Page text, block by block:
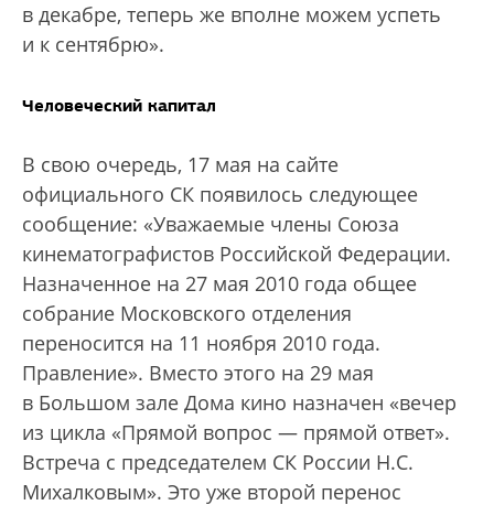
в декабре, теперь же вполне можем успеть
и к сентябрю».
Человеческий капитал
В свою очередь, 17 мая на сайте
официального СК появилось следующее
сообщение: «Уважаемые члены Союза
кинематографистов Российской Федерации.
Назначенное на 27 мая 2010 года общее
собрание Мос­ковского отделения
переносится на 11 ноября 2010 года.
Правление». Вместо этого на 29 мая
в Большом зале Дома кино назначен «вечер
из цикла «Прямой вопрос — прямой ответ».
Встреча с председателем СК России Н.С.
Михалковым». Это уже второй перенос